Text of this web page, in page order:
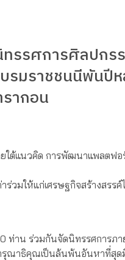
รรศการศิลปกร
มราชชนนีพันปีห
ากอน
ใต้แนวคิด การพัฒนาแพลตฟอ
วมให้แก่เศรษฐกิจสร้างสรรค์
ท่าน ร่วมกันจัดนิทรรศการภา
รุณาธิคุณเป็นล้นพ้นอันหาที่สุด